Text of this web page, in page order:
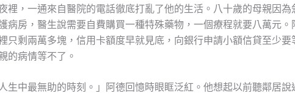
裡，一通來自醫院的電話徹底打亂了他的生活。八十歲的母親因為
病房，醫生說需要自費購買一種特殊藥物，一個療程就要八萬元。
只剩兩萬多塊，信用卡額度早就見底，向銀行申請小額信貸至少要
的病情等不了。
人生中最無助的時刻。」阿德回憶時眼眶泛紅。他想起以前聽鄰居說